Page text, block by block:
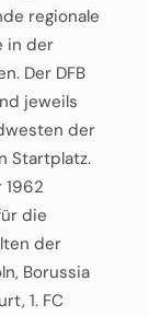
regionale
in der
Der DFB
jeweils
der
Startplatz.
1962
die
der
Borussia
1. FC